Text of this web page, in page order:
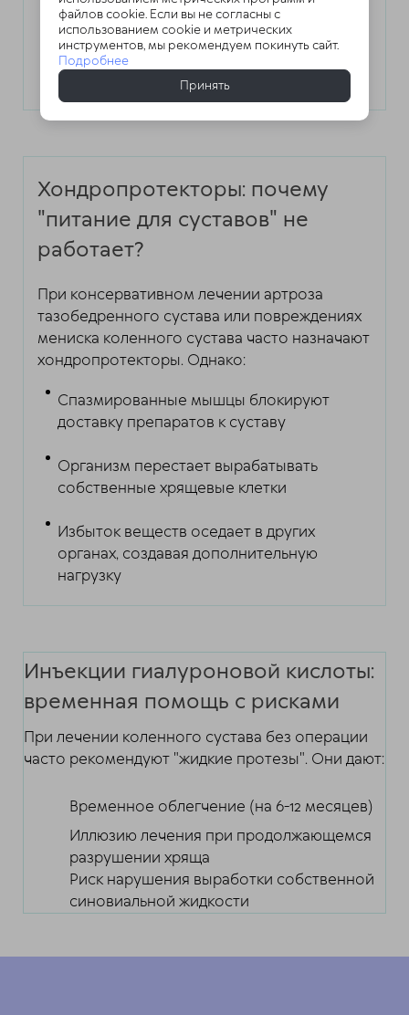
регенерации
Маскировкой симптомов при
продолжающемся разрушении сустава
Хондропротекторы: почему
"питание для суставов" не
работает?
При консервативном лечении артроза
тазобедренного сустава или повреждениях
мениска коленного сустава часто назначают
хондропротекторы. Однако:
Спазмированные мышцы блокируют
доставку препаратов к суставу
Организм перестает вырабатывать
собственные хрящевые клетки
Избыток веществ оседает в других
органах, создавая дополнительную
нагрузку
Инъекции гиалуроновой кислоты:
временная помощь с рисками
При лечении коленного сустава без операции
часто рекомендуют "жидкие протезы". Они дают:
Временное облегчение (на 6-12 месяцев)
Иллюзию лечения при продолжающемся
разрушении хряща
Риск нарушения выработки собственной
синовиальной жидкости
файлов cookie. Если вы не согласны с
использованием cookie и метрических
инструментов, мы рекомендуем покинуть сайт.
Подробнее
Принять